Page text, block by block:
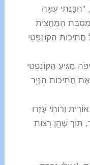
עוּגָה
מְסִבַּת הַמַּחֲצִית
הַקּוֹנְפֵטִי
מַגִּיעַ הַקּוֹנְפֵטִי
חֲתִיכוֹת הַנְּיָר
וְרוּתִי עָזְרוּ
תּוֹךְ שֶׁהֵן רָצוֹת